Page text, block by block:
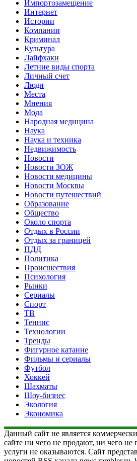
Импортозамещение
Интернет
Истории
Компании
Криминал
Культура
Лайфхаки
Летние виды спорта
Личный счет
Люди
Места
Мнения
Мода
Народная медицина
Наука
Наука и техника
Недвижимость
Новости
Новости ЗОЖ
Новости медицины
Новости Москвы
Новости путешествий
Образование
Общество
Около спорта
Отдых в России
Отдых за границей
ПДД
Политика
Происшествия
Психология
Рынки
Сериалы
Спорт
ТВ
Теннис
Технологии
Тренды
Фигурное катание
Фильмы и сериалы
Футбол
Хоккей
Шахматы
Шоу-бизнес
Экология
Экономика
Данный сайт не является
сайте ни чего не продают, ни чего не
услуги не оказываются. Сайт